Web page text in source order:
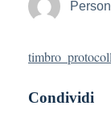
Condividi